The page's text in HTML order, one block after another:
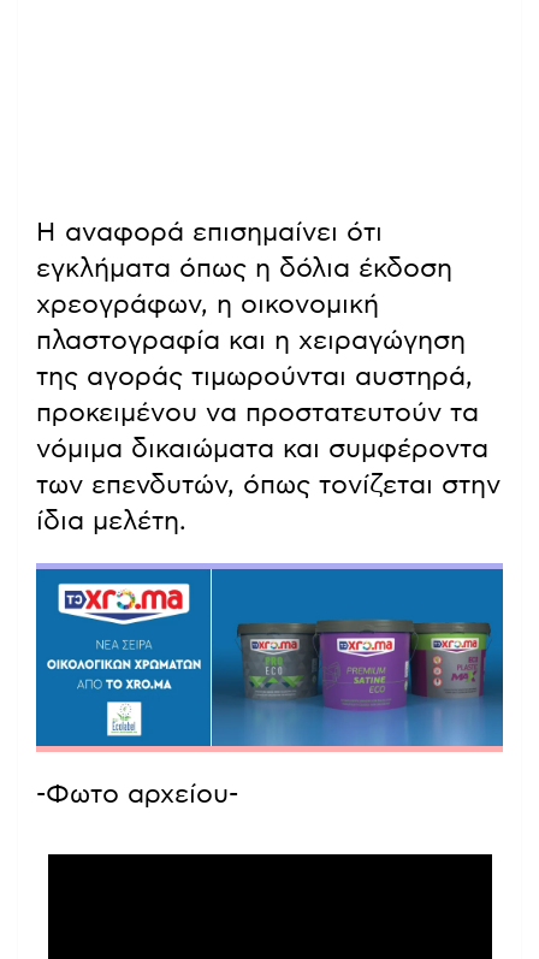
Η αναφορά επισημαίνει ότι
εγκλήματα όπως η δόλια έκδοση
χρεογράφων, η οικονομική
πλαστογραφία και η χειραγώγηση
της αγοράς τιμωρούνται αυστηρά,
προκειμένου να προστατευτούν τα
νόμιμα δικαιώματα και συμφέροντα
των επενδυτών, όπως τονίζεται στην
ίδια μελέτη.
-Φωτο αρχείου-